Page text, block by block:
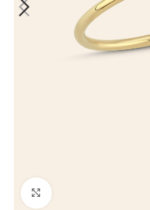
Büyütmek için tıklayın